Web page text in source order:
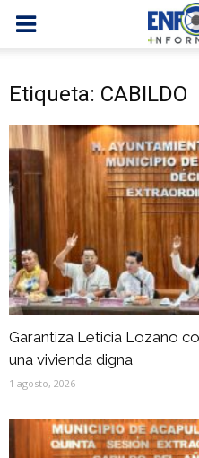
Etiqueta: CABILDO
Garantiza Leticia Lozano
una vivienda digna
1 agosto, 2026